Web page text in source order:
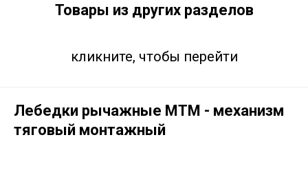
Товары из других разделов
кликните, чтобы перейти
Лебедки рычажные МТМ - механизм
тяговый монтажный